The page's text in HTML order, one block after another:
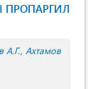
ПРОПАРГИЛ
А.Г. Ахтамов